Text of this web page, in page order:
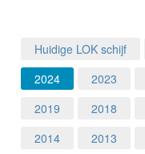
Login
Home
Programma's
Huidige LOK schijf
2024
2023
2019
2018
2014
2013